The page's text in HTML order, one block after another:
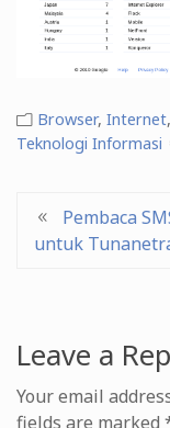
Browser, Internet,
Teknologi Informasi
PostPembaca
untuk
Leave a
Your email
fields are marked